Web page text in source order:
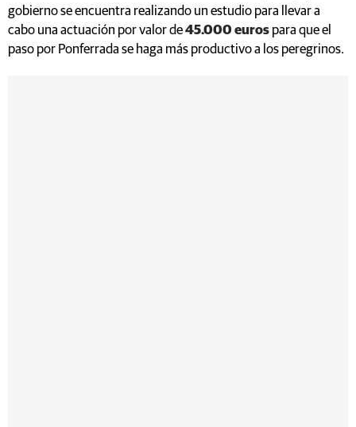
gobierno se encuentra realizando un estudio para llevar a
cabo una actuación por valor de45.000 euros para que el
paso por Ponferrada se haga más productivo a los peregrinos.